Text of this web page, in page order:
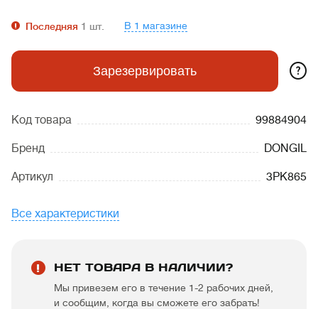
Последняя 1 шт. В 1 магазине
Зарезервировать ?
Код товара 99884904
Бренд DONGIL
Артикул 3PK865
Все характеристики
НЕТ ТОВАРА В НАЛИЧИИ?
Мы привезем его в течение 1-2 рабочих дней,
и сообщим, когда вы сможете его забрать!